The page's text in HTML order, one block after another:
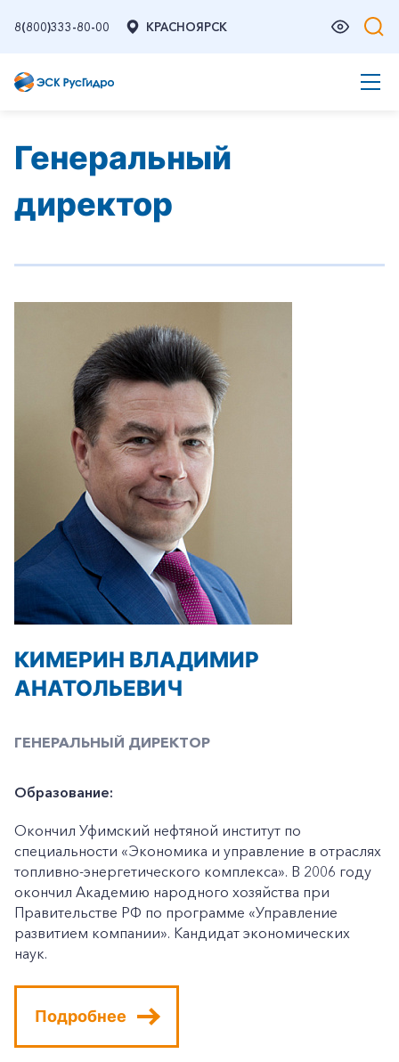
8(800)333-80-00 КРАСНОЯРСК
Генеральный
директор
КИМЕРИН ВЛАДИМИР
АНАТОЛЬЕВИЧ
ГЕНЕРАЛЬНЫЙ ДИРЕКТОР
Образование:
Окончил Уфимский нефтяной институт по
специальности «Экономика и управление в отраслях
топливно-энергетического комплекса». В 2006 году
окончил Академию народного хозяйства при
Правительстве РФ по программе «Управление
развитием компании». Кандидат экономических
наук.
Подробнее